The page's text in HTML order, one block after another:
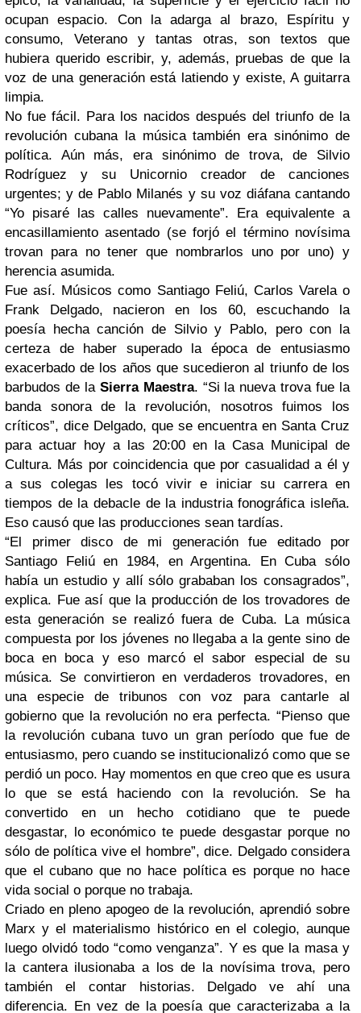
ocupan espacio. Con la adarga al brazo, Espíritu y
consumo, Veterano y tantas otras, son textos que
hubiera querido escribir, y, además, pruebas de que la
voz de una generación está latiendo y existe, A guitarra
limpia.
No fue fácil. Para los nacidos después del triunfo de la
revolución cubana la música también era sinónimo de
política. Aún más, era sinónimo de trova, de Silvio
Rodríguez y su Unicornio creador de canciones
urgentes; y de Pablo Milanés y su voz diáfana cantando
“Yo pisaré las calles nuevamente”. Era equivalente a
encasillamiento asentado (se forjó el término novísima
trovan para no tener que nombrarlos uno por uno) y
herencia asumida.
Fue así. Músicos como Santiago Feliú, Carlos Varela o
Frank Delgado, nacieron en los 60, escuchando la
poesía hecha canción de Silvio y Pablo, pero con la
certeza de haber superado la época de entusiasmo
exacerbado de los años que sucedieron al triunfo de los
barbudos de la Sierra Maestra. “Si la nueva trova fue la
banda sonora de la revolución, nosotros fuimos los
críticos”, dice Delgado, que se encuentra en Santa Cruz
para actuar hoy a las 20:00 en la Casa Municipal de
Cultura. Más por coincidencia que por casualidad a él y
a sus colegas les tocó vivir e iniciar su carrera en
tiempos de la debacle de la industria fonográfica isleña.
Eso causó que las producciones sean tardías.
“El primer disco de mi generación fue editado por
Santiago Feliú en 1984, en Argentina. En Cuba sólo
había un estudio y allí sólo grababan los consagrados”,
explica. Fue así que la producción de los trovadores de
esta generación se realizó fuera de Cuba. La música
compuesta por los jóvenes no llegaba a la gente sino de
boca en boca y eso marcó el sabor especial de su
música. Se convirtieron en verdaderos trovadores, en
una especie de tribunos con voz para cantarle al
gobierno que la revolución no era perfecta. “Pienso que
la revolución cubana tuvo un gran período que fue de
entusiasmo, pero cuando se institucionalizó como que se
perdió un poco. Hay momentos en que creo que es usura
lo que se está haciendo con la revolución. Se ha
convertido en un hecho cotidiano que te puede
desgastar, lo económico te puede desgastar porque no
sólo de política vive el hombre”, dice. Delgado considera
que el cubano que no hace política es porque no hace
vida social o porque no trabaja.
Criado en pleno apogeo de la revolución, aprendió sobre
Marx y el materialismo histórico en el colegio, aunque
luego olvidó todo “como venganza”. Y es que la masa y
la cantera ilusionaba a los de la novísima trova, pero
también el contar historias. Delgado ve ahí una
diferencia. En vez de la poesía que caracterizaba a la